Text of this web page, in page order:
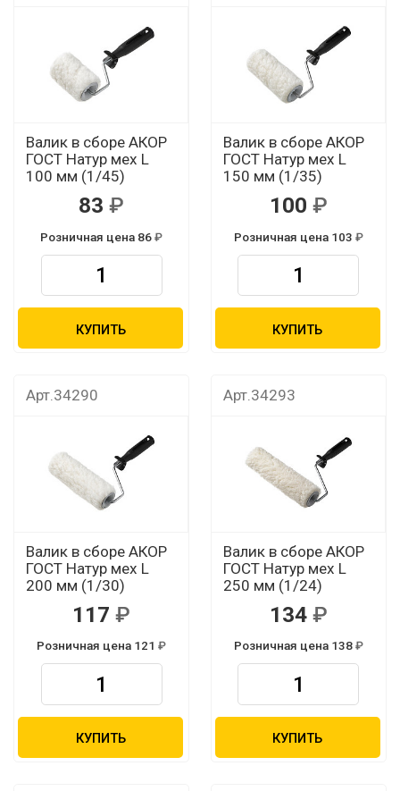
Валик в сборе АКОР
ГОСТ Натур мех L
100 мм (1/45)
83
Розничная цена 86
КУПИТЬ
Валик в сборе АКОР
ГОСТ Натур мех L
150 мм (1/35)
100
Розничная цена 103
КУПИТЬ
Арт.34290
Валик в сборе АКОР
ГОСТ Натур мех L
200 мм (1/30)
117
Розничная цена 121
КУПИТЬ
Арт.34293
Валик в сборе АКОР
ГОСТ Натур мех L
250 мм (1/24)
134
Розничная цена 138
КУПИТЬ